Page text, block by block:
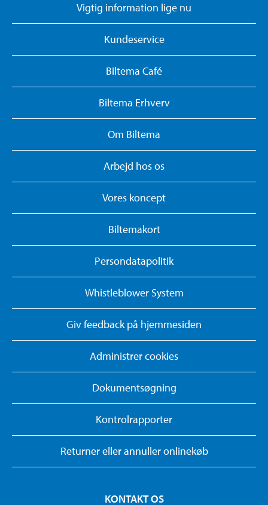
Vigtig information lige nu
Kundeservice
Biltema Café
Biltema Erhverv
Om Biltema
Arbejd hos os
Vores koncept
Biltemakort
Persondatapolitik
Whistleblower System
Giv feedback på hjemmesiden
Administrer cookies
Dokumentsøgning
Kontrolrapporter
Returner eller annuller onlinekøb
KONTAKT OS